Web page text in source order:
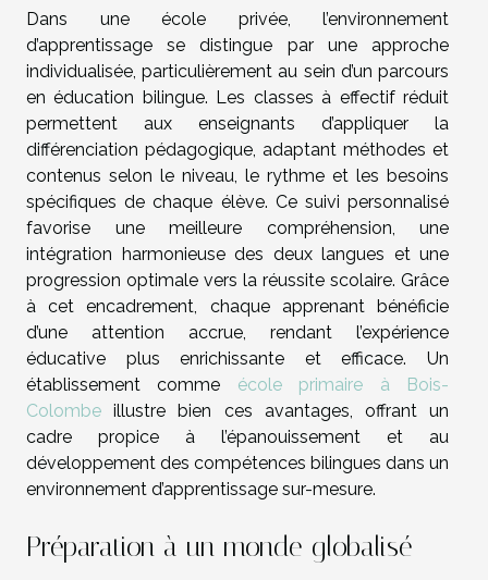
Dans une école privée, l’environnement
d’apprentissage se distingue par une approche
individualisée, particulièrement au sein d’un parcours
en éducation bilingue. Les classes à effectif réduit
permettent aux enseignants d’appliquer la
différenciation pédagogique, adaptant méthodes et
contenus selon le niveau, le rythme et les besoins
spécifiques de chaque élève. Ce suivi personnalisé
favorise une meilleure compréhension, une
intégration harmonieuse des deux langues et une
progression optimale vers la réussite scolaire. Grâce
à cet encadrement, chaque apprenant bénéficie
d’une attention accrue, rendant l’expérience
éducative plus enrichissante et efficace. Un
établissement comme école primaire à Bois-
Colombe illustre bien ces avantages, offrant un
cadre propice à l’épanouissement et au
développement des compétences bilingues dans un
environnement d’apprentissage sur-mesure.
Préparation à un monde globalisé